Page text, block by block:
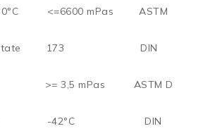
30°C <=6600 mPas ASTM
173 DIN
>= 3,5 mPas ASTM D
-42°C DIN